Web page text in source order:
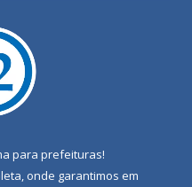
para prefeituras!
onde garantimos em